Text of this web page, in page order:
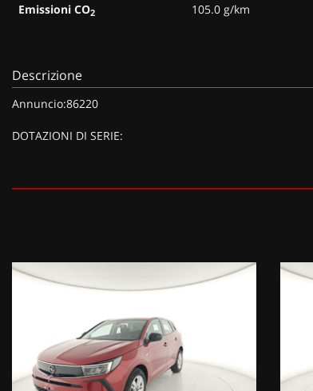
Emissioni CO2 105.0 g/km
Descrizione
Annuncio:86220
DOTAZIONI DI SERIE: